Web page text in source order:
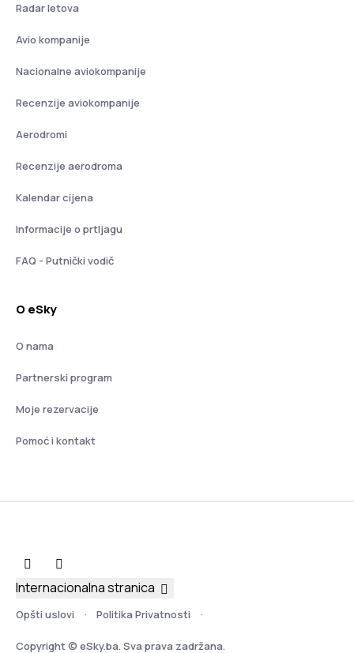
Radar letova
Avio kompanije
Nacionalne aviokompanije
Recenzije aviokompanije
Aerodromi
Recenzije aerodroma
Kalendar cijena
Informacije o prtljagu
FAQ - Putnički vodič
O eSky
O nama
Partnerski program
Moje rezervacije
Pomoć i kontakt
Opšti uslovi Politika Privatnosti
Copyright © eSky.ba. Sva prava zadržana.
Internacionalna stranica